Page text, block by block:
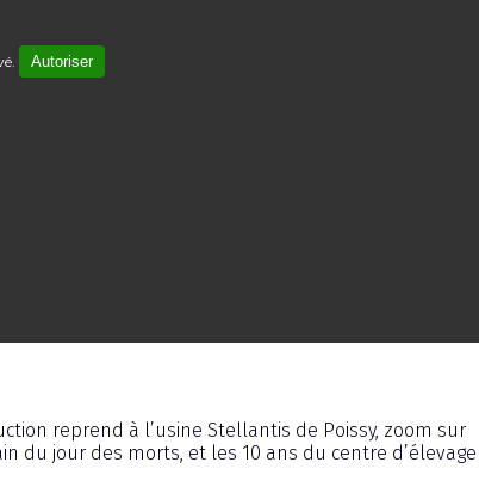
Autoriser
reprend à l’usine Stellantis de Poissy, zoom sur
du jour des morts, et les 10 ans du centre d’élevage